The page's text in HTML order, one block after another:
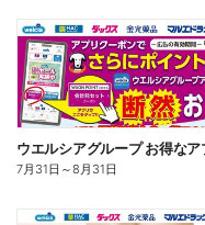
7月31日 ～8月31日